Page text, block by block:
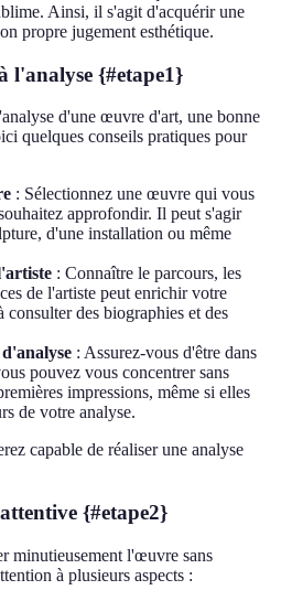
Ainsi, il s'agit d'acquérir une
propre jugement esthétique.
l'analyse {#etape1}
d'une œuvre d'art, une bonne
quelques conseils pratiques pour
: Sélectionnez une œuvre qui vous
approfondir. Il peut s'agir
d'une installation ou même
: Connaître le parcours, les
de l'artiste peut enrichir votre
consulter des biographies et des
: Assurez-vous d'être dans
pouvez vous concentrer sans
impressions, même si elles
de votre analyse.
capable de réaliser une analyse
{#etape2}
minutieusement l'œuvre sans
à plusieurs aspects :